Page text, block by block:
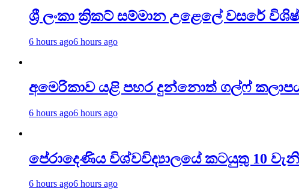
ශ්‍රී ලංකා ක්‍රිකට් සම්මාන උළෙලේ වසරේ
6 hours ago6 hours ago
අමෙරිකාව යළි පහර දුන්නොත් ගල්ෆ්
6 hours ago6 hours ago
පේරාදෙණිය විශ්වවිද්‍යාලයේ කටයුතු 10
6 hours ago6 hours ago